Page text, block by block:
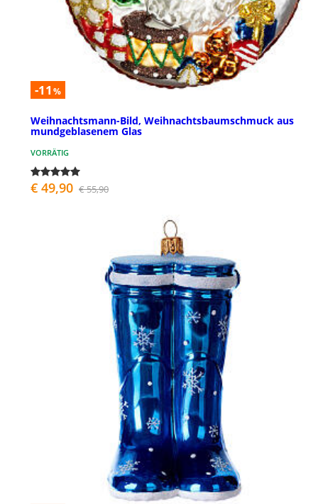
-11 %
Weihnachtsmann-Bild, Weihnachtsbaumschmuck aus
mundgeblasenem Glas
VORRÄTIG
€ 49,90 € 55,90